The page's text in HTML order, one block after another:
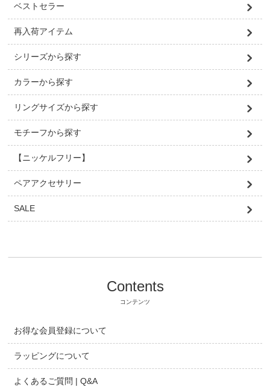
ベストセラー
再入荷アイテム
シリーズから探す
カラーから探す
リングサイズから探す
モチーフから探す
【ニッケルフリー】
ペアアクセサリー
SALE
Contents
コンテンツ
お得な会員登録について
ラッピングについて
よくあるご質問 | Q&A